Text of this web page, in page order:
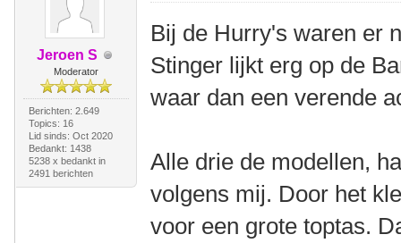
Jeroen S
Moderator
Berichten: 2.649
Topics: 16
Lid sinds: Oct 2020
Bedankt: 1438
5238 x bedankt in
2491 berichten
Bij de Hurry's waren er
Stinger lijkt erg op de
waar dan een verende
Alle drie de modellen,
volgens mij. Door het
voor een grote toptas.